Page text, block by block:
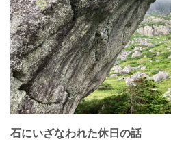
石にいざなわれた休日の話